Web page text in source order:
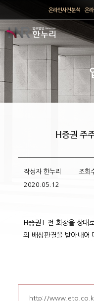
온라인사건분석 온
H증권 주
작성자 한누리 l 조회
2020.05.12
H증권 L 전 회장을 상대
의 배상판결을 받아내어
http://